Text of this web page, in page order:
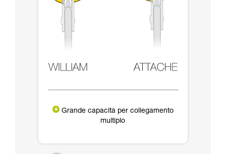
Grande capacità per collegamento
multiplo